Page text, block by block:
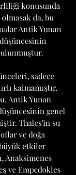
konusunda
da, bu
Antik Yunan
sadece
kalmamıştır.
Antik Yunan
genel
Thales'in su
ve doğa
etkiler
Anaksimenes
ve Empedokles